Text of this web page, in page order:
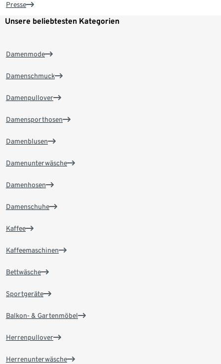
Presse
Unsere beliebtesten Kategorien
Damenmode
Damenschmuck
Damenpullover
Damensporthosen
Damenblusen
Damenunterwäsche
Damenhosen
Damenschuhe
Kaffee
Kaffeemaschinen
Bettwäsche
Sportgeräte
Balkon- & Gartenmöbel
Herrenpullover
Herrenunterwäsche